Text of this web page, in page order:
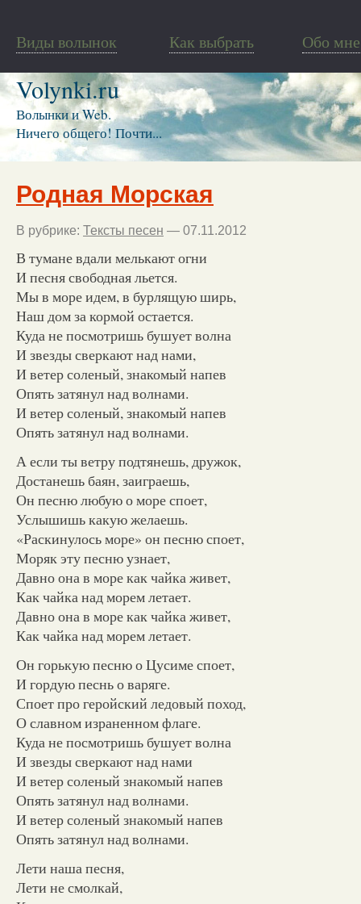
Виды волынок Как выбрать Обо мне
Volynki.ru
Волынки и Web.
Ничего общего! Почти...
Родная Морская
В рубрике: Тексты песен — 07.11.2012
В тумане вдали мелькают огни
И песня свободная льется.
Мы в море идем, в бурлящую ширь,
Наш дом за кормой остается.
Куда не посмотришь бушует волна
И звезды сверкают над нами,
И ветер соленый, знакомый напев
Опять затянул над волнами.
И ветер соленый, знакомый напев
Опять затянул над волнами.
А если ты ветру подтянешь, дружок,
Достанешь баян, заиграешь,
Он песню любую о море споет,
Услышишь какую желаешь.
«Раскинулось море» он песню споет,
Моряк эту песню узнает,
Давно она в море как чайка живет,
Как чайка над морем летает.
Давно она в море как чайка живет,
Как чайка над морем летает.
Он горькую песню о Цусиме споет,
И гордую песнь о варяге.
Споет про геройский ледовый поход,
О славном израненном флаге.
Куда не посмотришь бушует волна
И звезды сверкают над нами
И ветер соленый знакомый напев
Опять затянул над волнами.
И ветер соленый знакомый напев
Опять затянул над волнами.
Лети наша песня,
Лети не смолкай,